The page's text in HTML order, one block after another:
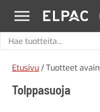
elpac.fi
Hae
Etusivu / Tuotteet
Tolppasuoja